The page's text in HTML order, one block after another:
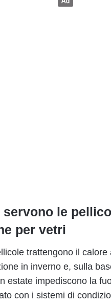
servono le
per vetri
trattengono il calore
in inverno e, sulla
estate impediscono la
con i sistemi di